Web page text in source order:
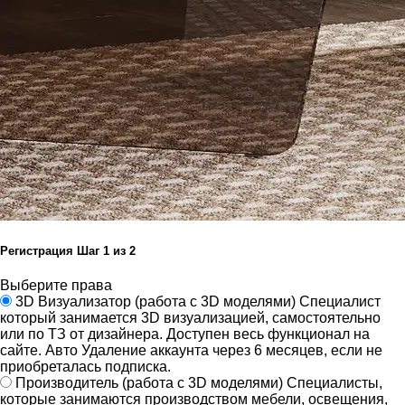
Регистрация Шаг 1 из 2
Выберите права
3D Визуализатор (работа с 3D моделями) Специалист
который занимается 3D визуализацией, самостоятельно
или по ТЗ от дизайнера. Доступен весь функционал на
сайте. Авто Удаление аккаунта через 6 месяцев, если не
приобреталась подписка.
Производитель (работа с 3D моделями) Специалисты,
которые занимаются производством мебели, освещения,